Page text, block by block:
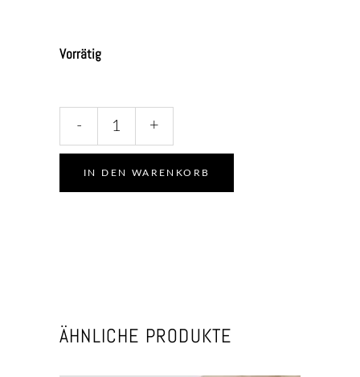
Vorrätig
Braun
quantity
- +
IN DEN WARENKORB
ÄHNLICHE PRODUKTE